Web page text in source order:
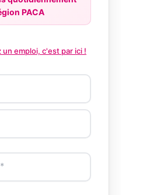
PACA
emploi, c'est par ici !